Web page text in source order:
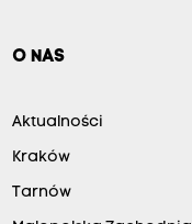
O NAS
Aktualności
Kraków
Tarnów